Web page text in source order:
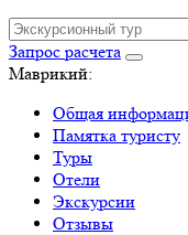
Запрос расчета
Маврикий:
Общая
Памятка туристу
Туры
Отели
Экскурсии
Отзывы